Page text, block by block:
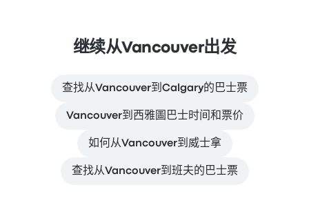
继续从Vancouver出发
查找从Vancouver到Calgary的巴士票
Vancouver到西雅圖巴士时间和票价
如何从Vancouver到威士拿
查找从Vancouver到班夫的巴士票